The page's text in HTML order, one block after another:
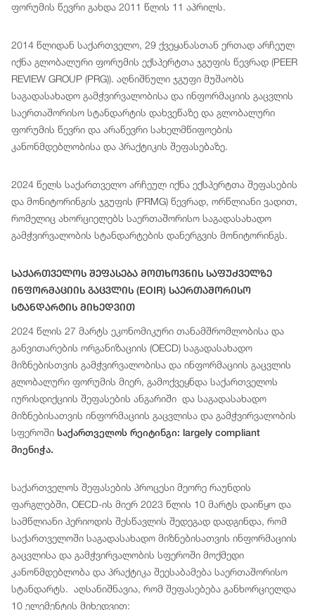
ფორუმის წევრი გახდა 2011 წლის 11 აპრილს.
2014 წლიდან საქართველო, 29 ქვეყანასთან ერთად არჩეულ
იქნა გლობალური ფორუმის ექსპერტთა ჯგუფის წევრად (PEER
REVIEW GROUP (PRG)). აღნიშნული ჯგუფი მუშაობს
საგადასახადო გამჭვირვალობისა და ინფორმაციის გაცვლის
საერთაშორისო სტანდარტის დახვეწაზე და გლობალური
ფორუმის წევრი და არაწევრი სახელმწიფოების
კანონმდებლობისა და პრაქტიკის შეფასებაზე.
2024 წელს საქართველო არჩეულ იქნა ექსპერტთა შეფასების
და მონიტორინგის ჯგუფის (PRMG) წევრად, ორწლიანი ვადით,
რომელიც ახორციელებს საერთაშორისო საგადასახადო
გამჭვირვალობის სტანდარტების დანერგვის მონიტორინგს.
Საქართველოს Შეფასება Მოთხოვნის Საფუძველზე
Ინფორმაციის Გაცვლის (EOIR) Საერთაშორისო
Სტანდარტის Მიხედვით
2024 წლის 27 მარტს ეკონომიკური თანამშრომლობისა და
განვითარების ორგანიზაციის (OECD) საგადასახადო
მიზნებისთვის გამჭვირვალობისა და ინფორმაციის გაცვლის
გლობალური ფორუმის მიერ, გამოქვეყნდა საქართველოს
იურისდიქციის შეფასების ანგარიში და საგადასახადო
მიზნებისათვის ინფორმაციის გაცვლისა და გამჭვირვალობის
სფეროში საქართველოს რეიტინგი: largely compliant
მიენიჭა.
საქართველოს შეფასების პროცესი მეორე რაუნდის
ფარგლებში, OECD-ის მიერ 2023 წლის 10 მარტს დაიწყო და
სამწლიანი პერიოდის შესწავლის შედეგად დადგინდა, რომ
საქართველოში საგადასახადო მიზნებისათვის ინფორმაციის
გაცვლისა და გამჭვირვალობის სფეროში მოქმედი
კანონმდებლობა და პრაქტიკა შეესაბამება საერთაშორისო
სტანდარტს. აღსანიშნავია, რომ შეფასებება განხორციელდა
10 ელემენტის მიხედვით: